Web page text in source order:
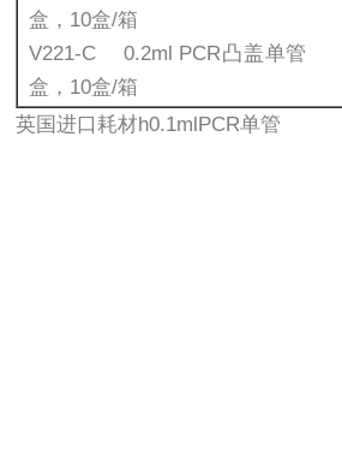
盒，10盒/箱
V221-C 0.2ml PCR凸盖单
盒，10盒/箱
英国进口耗材h0.1mlPCR单管